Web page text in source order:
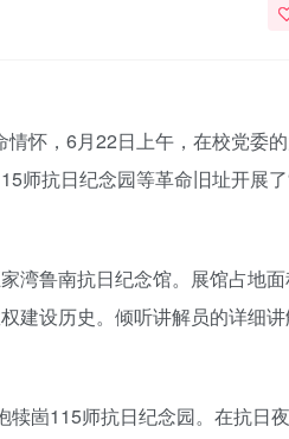
怀，6月22日上午，在校党委
师抗日纪念园等革命旧址开展
鲁南抗日纪念馆。展馆占地面
建设历史。倾听讲解员的详细
115师抗日纪念园。在抗日
登
没有账
记住